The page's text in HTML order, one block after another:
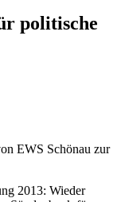
politische
EWS Schönau zur
2013: Wieder